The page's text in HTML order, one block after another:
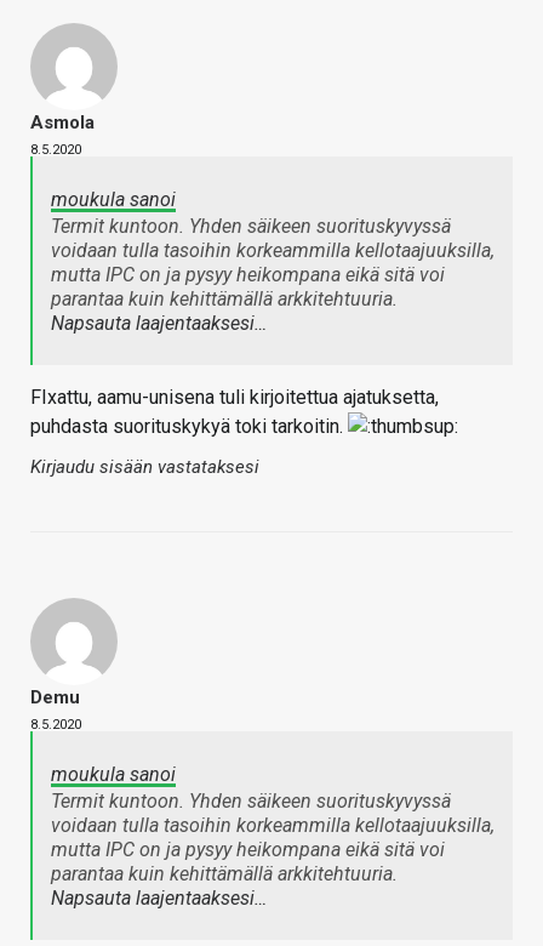
Asmola
8.5.2020
moukula sanoi
Termit kuntoon. Yhden säikeen suorituskyvyssä
voidaan tulla tasoihin korkeammilla kellotaajuuksilla,
mutta IPC on ja pysyy heikompana eikä sitä voi
parantaa kuin kehittämällä arkkitehtuuria.
Napsauta laajentaaksesi…
FIxattu, aamu-unisena tuli kirjoitettua ajatuksetta,
puhdasta suorituskykyä toki tarkoitin.
Kirjaudu sisään vastataksesi
Demu
8.5.2020
moukula sanoi
Termit kuntoon. Yhden säikeen suorituskyvyssä
voidaan tulla tasoihin korkeammilla kellotaajuuksilla,
mutta IPC on ja pysyy heikompana eikä sitä voi
parantaa kuin kehittämällä arkkitehtuuria.
Napsauta laajentaaksesi…